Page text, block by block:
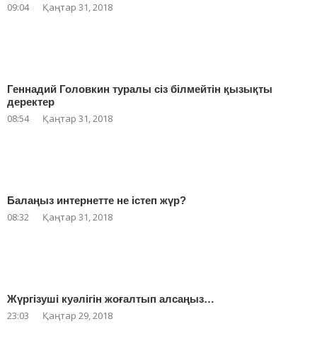
09:04 Қаңтар 31, 2018
Геннадий Головкин туралы сіз білмейтін қызықты
деректер
08:54 Қаңтар 31, 2018
Балаңыз интернетте не істеп жүр?
08:32 Қаңтар 31, 2018
Жүргізуші куәлігін жоғалтып алсаңыз…
23:03 Қаңтар 29, 2018